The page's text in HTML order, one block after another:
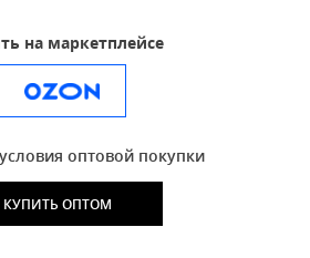
на маркетплейсе
оптовой покупки
КУПИТЬ ОПТОМ